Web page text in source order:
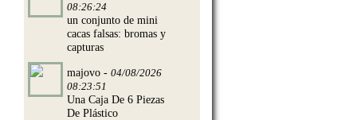
08:26:24
un conjunto de mini
cacas falsas: bromas y
capturas
majovo - 04/08/2026
08:23:51
Una Caja De 6 Piezas
De Plástico